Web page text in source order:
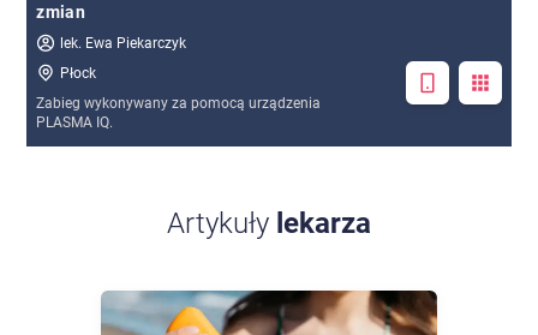
zmian
Zabieg wykonywany za pomocą urządzenia
PLASMA IQ.
lek. Ewa Piekarczyk
Płock
Artykuły lekarza